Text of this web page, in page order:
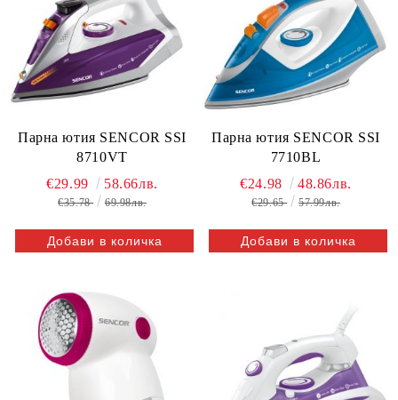
Парна ютия SENCOR SSI
8710VT
€29.99 58.66лв.
€35.78 69.98лв.
Парна ютия SENCOR SSI
7710BL
€24.98 48.86лв.
€29.65 57.99лв.